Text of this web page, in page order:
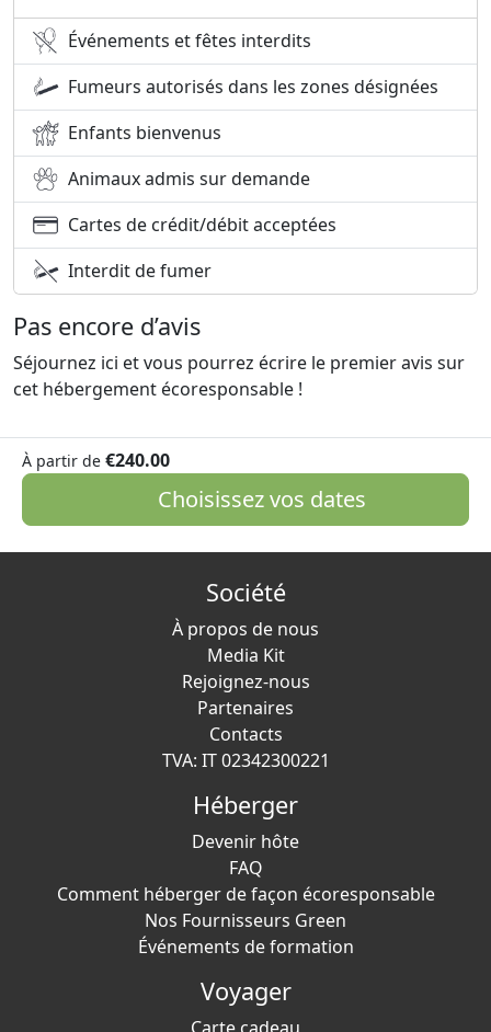
Événements et fêtes interdits
Fumeurs autorisés dans les zones désignées
Enfants bienvenus
Animaux admis sur demande
Cartes de crédit/débit acceptées
Interdit de fumer
Pas encore d’avis
Séjournez ici et vous pourrez écrire le premier avis sur
cet hébergement écoresponsable !
À partir de €240.00
Choisissez vos dates
Société
À propos de nous
Media Kit
Rejoignez-nous
Partenaires
Contacts
TVA: IT 02342300221
Héberger
Devenir hôte
FAQ
Comment héberger de façon écoresponsable
Nos Fournisseurs Green
Événements de formation
Voyager